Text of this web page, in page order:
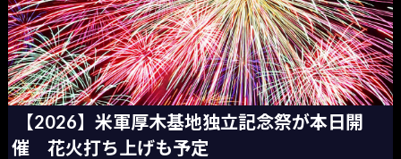
【2026】米軍厚木基地独立記念祭が本日開
催 花火打ち上げも予定